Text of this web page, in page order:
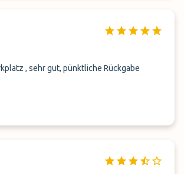
Überdachter Parkplatz , sehr gut, pünktliche Rückgabe